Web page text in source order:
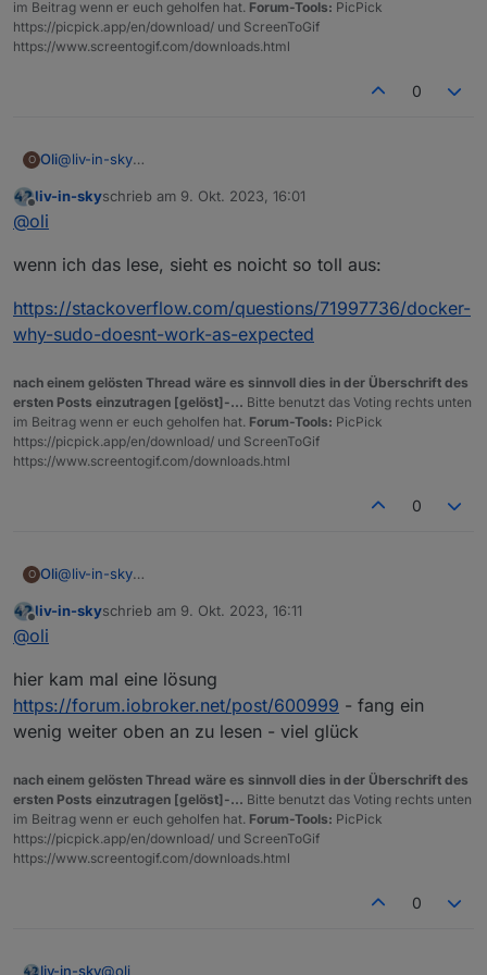
im Beitrag wenn er euch geholfen hat. Forum-Tools: PicPick
https://picpick.app/en/download/ und ScreenToGif
https://www.screentogif.com/downloads.html
0
O Oli@liv-in-sky
Geräte ohne MAC
Ich dachte eigentlich, dass man bei Docker immer mit 'root'
unterwegs ist
Offline
liv-in-skyschrieb am 9. Okt. 2023, 16:01
zuletzt editiert von
@oli
wenn ich das lese, sieht es noicht so toll aus:
https://stackoverflow.com/questions/71997736/docker-
why-sudo-doesnt-work-as-expected
nach einem gelösten Thread wäre es sinnvoll dies in der Überschrift des
ersten Posts einzutragen [gelöst]-... Bitte benutzt das Voting rechts unten
im Beitrag wenn er euch geholfen hat. Forum-Tools: PicPick
https://picpick.app/en/download/ und ScreenToGif
https://www.screentogif.com/downloads.html
0
O Oli@liv-in-sky
Geräte ohne MAC
Ich dachte eigentlich, dass man bei Docker immer mit 'root'
Offline
liv-in-skyschrieb am 9. Okt. 2023, 16:11
zuletzt editiert von
@oli
hier kam mal eine lösung
https://forum.iobroker.net/post/600999 - fang ein
wenig weiter oben an zu lesen - viel glück
nach einem gelösten Thread wäre es sinnvoll dies in der Überschrift des
ersten Posts einzutragen [gelöst]-... Bitte benutzt das Voting rechts unten
im Beitrag wenn er euch geholfen hat. Forum-Tools: PicPick
https://picpick.app/en/download/ und ScreenToGif
https://www.screentogif.com/downloads.html
0
liv-in-sky@oli